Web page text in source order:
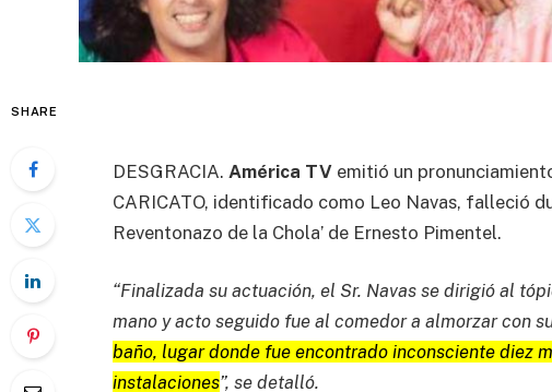
SHARE
DESGRACIA. América TV emitió un
CARICATO, identificado como Leo Navas, falleció
Reventonazo de la Chola’ de Ernesto Pimentel.
“Finalizada su actuación, el Sr. Navas se dirigió al
mano y acto seguido fue al comedor a almorzar con
baño, lugar donde fue encontrado inconsciente diez
instalaciones”, se detalló.